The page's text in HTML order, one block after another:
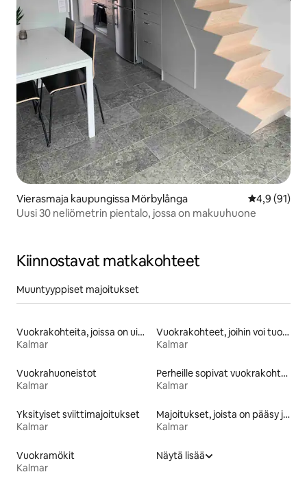
Vierasmaja kaupungissa Mörbylånga
4,9 (91)
Uusi 30 neliömetrin pientalo, jossa on makuuhuone
Kiinnostavat matkakohteet
Muuntyyppiset majoitukset
Vuokrakohteita, joissa on uima-allas
Kalmar
Vuokrakohteet, joihin voi tuoda lemmikin
Kalmar
Vuokrahuoneistot
Kalmar
Perheille sopivat vuokrakohteet
Kalmar
Yksityiset sviittimajoitukset
Kalmar
Majoitukset, joista on pääsy järvelle
Kalmar
Vuokramökit
Kalmar
Näytä lisää